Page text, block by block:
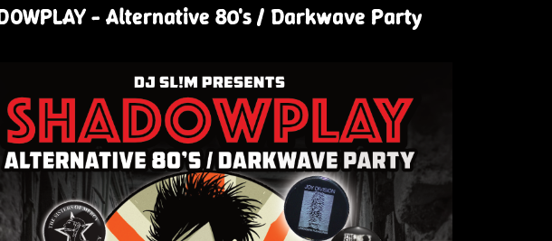
- Alternative 80's / Darkwave Party